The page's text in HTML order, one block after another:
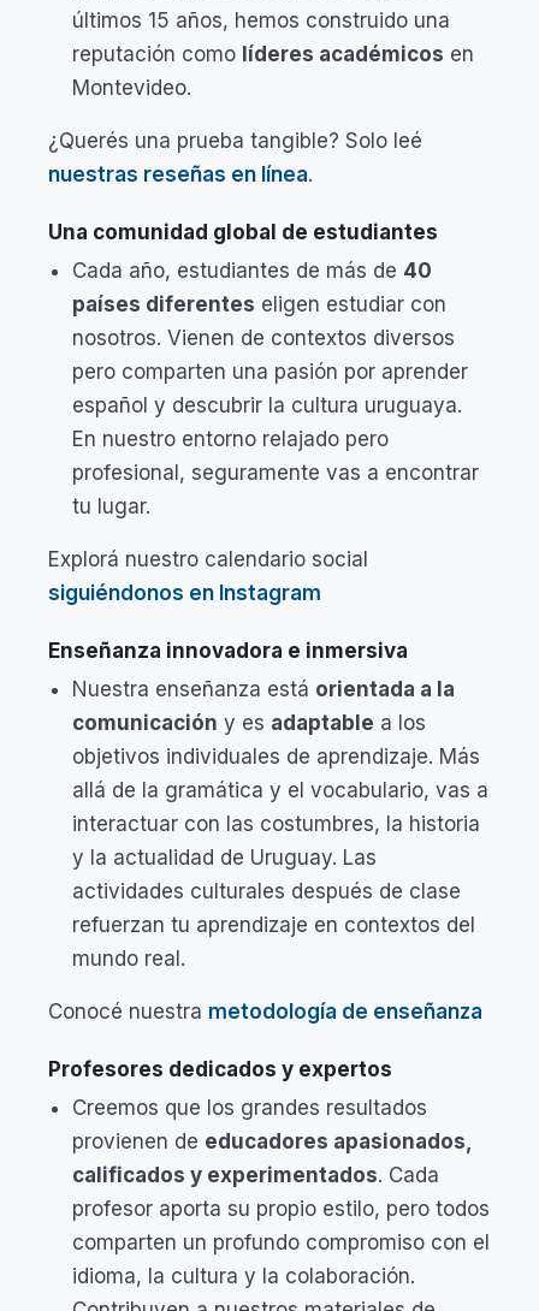
últimos 15 años, hemos construido una
reputación como líderes académicos en
Montevideo.
¿Querés una prueba tangible? Solo leé
nuestras reseñas en línea.
Una comunidad global de estudiantes
Cada año, estudiantes de más de 40
países diferentes eligen estudiar con
nosotros. Vienen de contextos diversos
pero comparten una pasión por aprender
español y descubrir la cultura uruguaya.
En nuestro entorno relajado pero
profesional, seguramente vas a encontrar
tu lugar.
Explorá nuestro calendario social
siguiéndonos en Instagram
Enseñanza innovadora e inmersiva
Nuestra enseñanza está orientada a la
comunicación y es adaptable a los
objetivos individuales de aprendizaje. Más
allá de la gramática y el vocabulario, vas a
interactuar con las costumbres, la historia
y la actualidad de Uruguay. Las
actividades culturales después de clase
refuerzan tu aprendizaje en contextos del
mundo real.
Conocé nuestra metodología de enseñanza
Profesores dedicados y expertos
Creemos que los grandes resultados
provienen de educadores apasionados,
calificados y experimentados. Cada
profesor aporta su propio estilo, pero todos
comparten un profundo compromiso con el
idioma, la cultura y la colaboración.